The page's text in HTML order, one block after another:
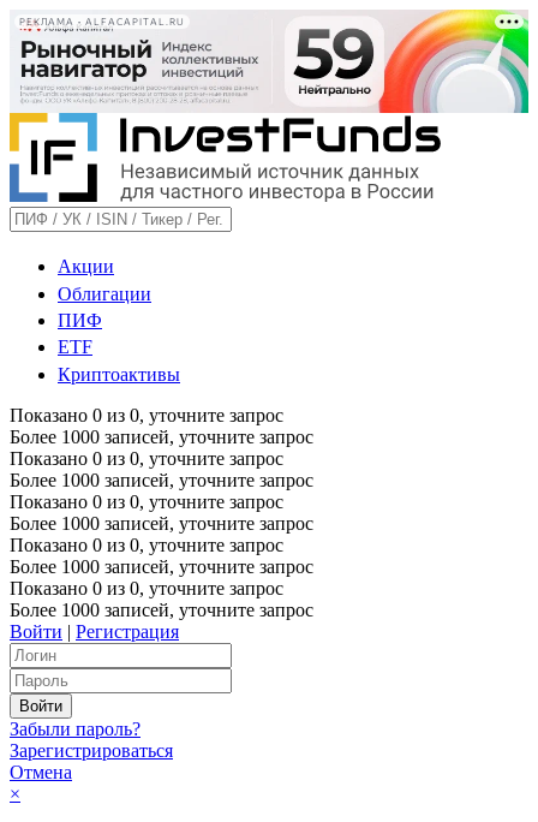
РЕКЛАМА • ALFACAPITAL.RU
Акции
Облигации
ПИФ
ETF
Криптоактивы
Показано 0 из 0, уточните запрос
Более 1000 записей, уточните запрос
Показано 0 из 0, уточните запрос
Более 1000 записей, уточните запрос
Показано 0 из 0, уточните запрос
Более 1000 записей, уточните запрос
Показано 0 из 0, уточните запрос
Более 1000 записей, уточните запрос
Показано 0 из 0, уточните запрос
Более 1000 записей, уточните запрос
Войти | Регистрация
Забыли пароль?
Зарегистрироваться
Отмена
×